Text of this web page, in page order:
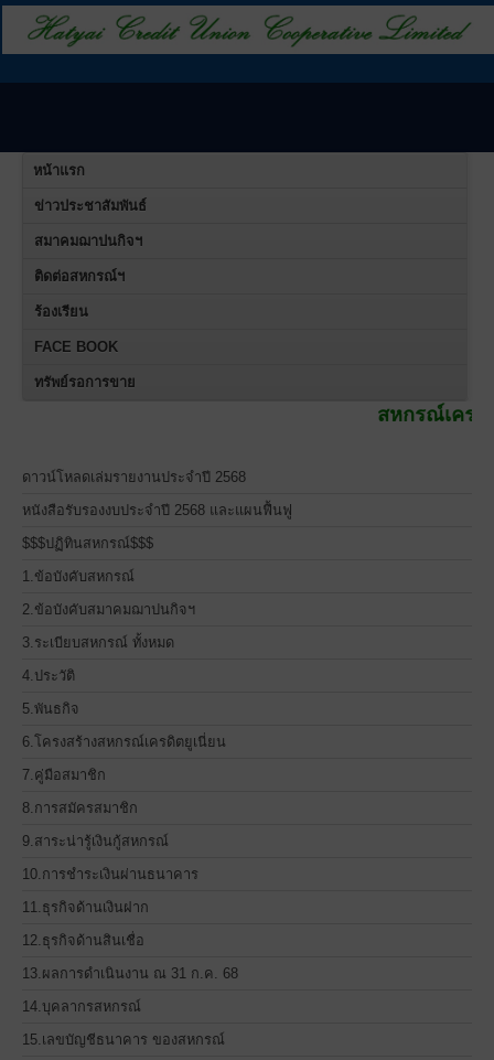
หน้าแรก
ข่าวประชาสัมพันธ์
สมาคมฌาปนกิจฯ
ติดต่อสหกรณ์ฯ
ร้องเรียน
FACE BOOK
ทรัพย์รอการขาย
สหกรณ์เครดิตยูเนี่ยนค
ดาวน์โหลดเล่มรายงานประจำปี 2568
หนังสือรับรองงบประจำปี 2568 และแผนฟื้นฟู
$$$ปฏิทินสหกรณ์$$$
1.ข้อบังคับสหกรณ์
2.ข้อบังคับสมาคมฌาปนกิจฯ
3.ระเบียบสหกรณ์ ทั้งหมด
4.ประวัติ
5.พันธกิจ
6.โครงสร้างสหกรณ์เครดิตยูเนี่ยน
7.คู่มือสมาชิก
8.การสมัครสมาชิก
9.สาระน่ารู้เงินกู้สหกรณ์
10.การชำระเงินผ่านธนาคาร
11.ธุรกิจด้านเงินฝาก
12.ธุรกิจด้านสินเชื่อ
13.ผลการดำเนินงาน ณ 31 ก.ค. 68
14.บุคลากรสหกรณ์
15.เลขบัญชีธนาคาร ของสหกรณ์